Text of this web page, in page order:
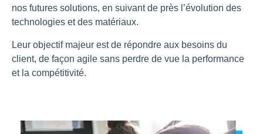
nos futures solutions, en suivant de près l’évolution des
technologies et des matériaux.
Leur objectif majeur est de répondre aux besoins du
client, de façon agile sans perdre de vue la performance
et la compétitivité.